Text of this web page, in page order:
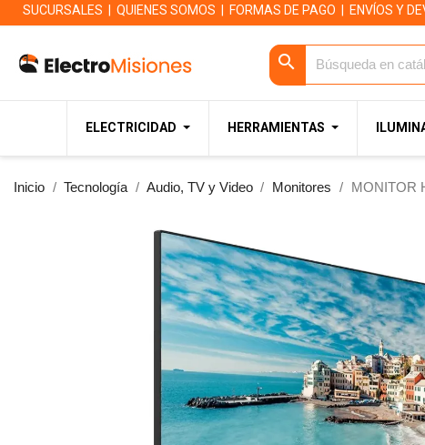
SUCURSALES QUIENES SOMOS FORMAS DE PAGO ENVÍOS Y
search
ELECTRICIDAD HERRAMIENTAS
Inicio Tecnología Audio, TV y Video Monitores MONITOR